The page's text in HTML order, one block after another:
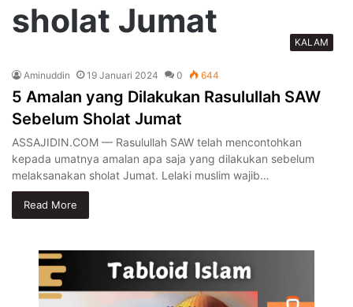
sholat Jumat
KALAM
Aminuddin 19 Januari 2024 0 644
5 Amalan yang Dilakukan Rasulullah SAW
Sebelum Sholat Jumat
ASSAJIDIN.COM — Rasulullah SAW telah mencontohkan
kepada umatnya amalan apa saja yang dilakukan sebelum
melaksanakan sholat Jumat. Lelaki muslim wajib…
Read More